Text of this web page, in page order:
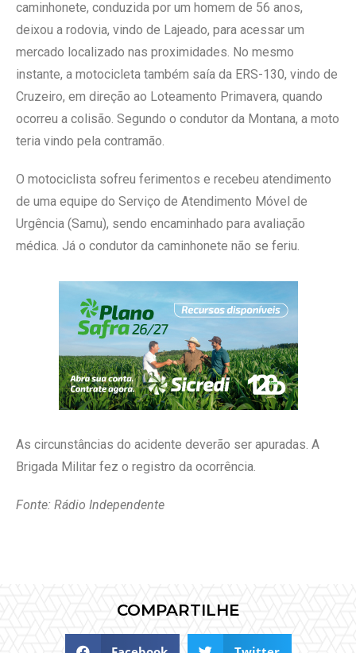
caminhonete, conduzida por um homem de 56 anos,
deixou a rodovia, vindo de Lajeado, para acessar um
mercado localizado nas proximidades. No mesmo
instante, a motocicleta também saía da ERS-130, vindo de
Cruzeiro, em direção ao Loteamento Primavera, quando
ocorreu a colisão. Segundo o condutor da Montana, a moto
teria vindo pela contramão.
O motociclista sofreu ferimentos e recebeu atendimento
de uma equipe do Serviço de Atendimento Móvel de
Urgência (Samu), sendo encaminhado para avaliação
médica. Já o condutor da caminhonete não se feriu.
As circunstâncias do acidente deverão ser apuradas. A
Brigada Militar fez o registro da ocorrência.
Fonte: Rádio Independente
COMPARTILHE